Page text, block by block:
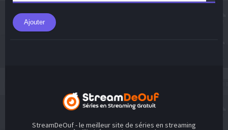
Ajouter
StreamDeOuf - le meilleur site de séries en streaming